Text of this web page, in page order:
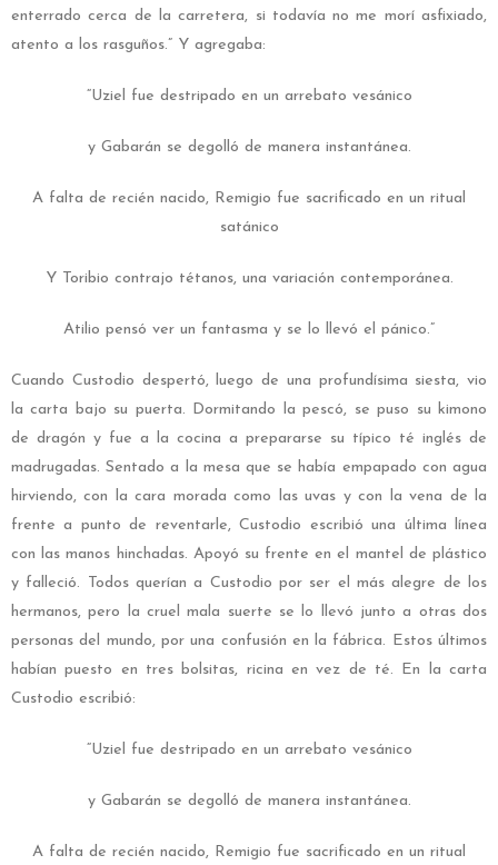
enterrado cerca de la carretera, si todavía no me morí asfixiado,
atento a los rasguños.” Y agregaba:
“Uziel fue destripado en un arrebato vesánico
y Gabarán se degolló de manera instantánea.
A falta de recién nacido, Remigio fue sacrificado en un ritual
satánico
Y Toribio contrajo tétanos, una variación contemporánea.
Atilio pensó ver un fantasma y se lo llevó el pánico.”
Cuando Custodio despertó, luego de una profundísima siesta, vio
la carta bajo su puerta. Dormitando la pescó, se puso su kimono
de dragón y fue a la cocina a prepararse su típico té inglés de
madrugadas. Sentado a la mesa que se había empapado con agua
hirviendo, con la cara morada como las uvas y con la vena de la
frente a punto de reventarle, Custodio escribió una última línea
con las manos hinchadas. Apoyó su frente en el mantel de plástico
y falleció. Todos querían a Custodio por ser el más alegre de los
hermanos, pero la cruel mala suerte se lo llevó junto a otras dos
personas del mundo, por una confusión en la fábrica. Estos últimos
habían puesto en tres bolsitas, ricina en vez de té. En la carta
Custodio escribió:
“Uziel fue destripado en un arrebato vesánico
y Gabarán se degolló de manera instantánea.
A falta de recién nacido, Remigio fue sacrificado en un ritual